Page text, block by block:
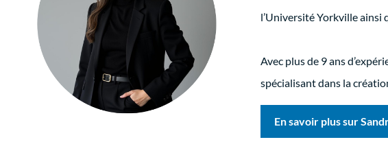
l’Université Yorkville ainsi
Avec plus de 9 ans
spécialisant dans la
En savoir plus sur